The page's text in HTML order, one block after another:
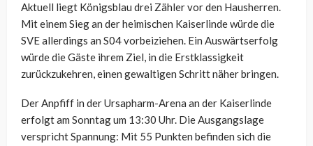
Aktuell liegt Königsblau drei Zähler vor den Hausherren.
Mit einem Sieg an der heimischen Kaiserlinde würde die
SVE allerdings an S04 vorbeiziehen. Ein Auswärtserfolg
würde die Gäste ihrem Ziel, in die Erstklassigkeit
zurückzukehren, einen gewaltigen Schritt näher bringen.
Der Anpfiff in der Ursapharm-Arena an der Kaiserlinde
erfolgt am Sonntag um 13:30 Uhr. Die Ausgangslage
verspricht Spannung: Mit 55 Punkten befinden sich die